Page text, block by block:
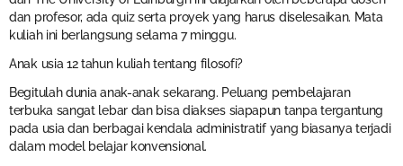
dan profesor, ada quiz serta proyek yang harus diselesaikan. Mata
kuliah ini berlangsung selama 7 minggu.
Anak usia 12 tahun kuliah tentang filosofi?
Begitulah dunia anak-anak sekarang. Peluang pembelajaran
terbuka sangat lebar dan bisa diakses siapapun tanpa tergantung
pada usia dan berbagai kendala administratif yang biasanya terjadi
dalam model belajar konvensional.